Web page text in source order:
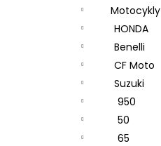
Motocykly
HONDA
Benelli
CF Moto
Suzuki
950
50
65